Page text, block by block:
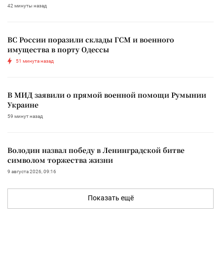
42 минуты назад
ВС России поразили склады ГСМ и военного
имущества в порту Одессы
51 минута назад
В МИД заявили о прямой военной помощи Румынии
Украине
59 минут назад
Володин назвал победу в Ленинградской битве
символом торжества жизни
9 августа 2026, 09:16
Показать ещё